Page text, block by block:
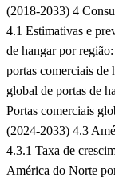
(2018-2033) 4
4.1 Estimativas e
de hangar por
portas comerciais de
global de portas de
Portas comerciais
(2024-2033) 4.3
4.3.1 Taxa de
América do Norte